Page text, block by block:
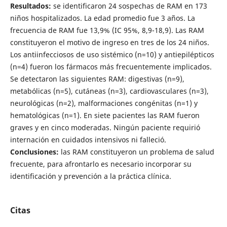
Resultados: se identificaron 24 sospechas de RAM en 173
niños hospitalizados. La edad promedio fue 3 años. La
frecuencia de RAM fue 13,9% (IC 95%, 8,9-18,9). Las RAM
constituyeron el motivo de ingreso en tres de los 24 niños.
Los antiinfecciosos de uso sistémico (n=10) y antiepilépticos
(n=4) fueron los fármacos más frecuentemente implicados.
Se detectaron las siguientes RAM: digestivas (n=9),
metabólicas (n=5), cutáneas (n=3), cardiovasculares (n=3),
neurológicas (n=2), malformaciones congénitas (n=1) y
hematológicas (n=1). En siete pacientes las RAM fueron
graves y en cinco moderadas. Ningún paciente requirió
internación en cuidados intensivos ni falleció.
Conclusiones: las RAM constituyeron un problema de salud
frecuente, para afrontarlo es necesario incorporar su
identificación y prevención a la práctica clínica.
Citas